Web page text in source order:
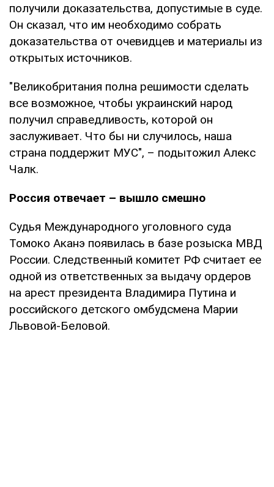
получили доказательства, допустимые в суде.
Он сказал, что им необходимо собрать
доказательства от очевидцев и материалы из
открытых источников.
"Великобритания полна решимости сделать
все возможное, чтобы украинский народ
получил справедливость, которой он
заслуживает. Что бы ни случилось, наша
страна поддержит МУС", – подытожил Алекс
Чалк.
Россия отвечает – вышло смешно
Судья Международного уголовного суда
Томоко Аканэ появилась в базе розыска МВД
России. Следственный комитет РФ считает ее
одной из ответственных за выдачу ордеров
на арест президента Владимира Путина и
российского детского омбудсмена Марии
Львовой-Беловой.